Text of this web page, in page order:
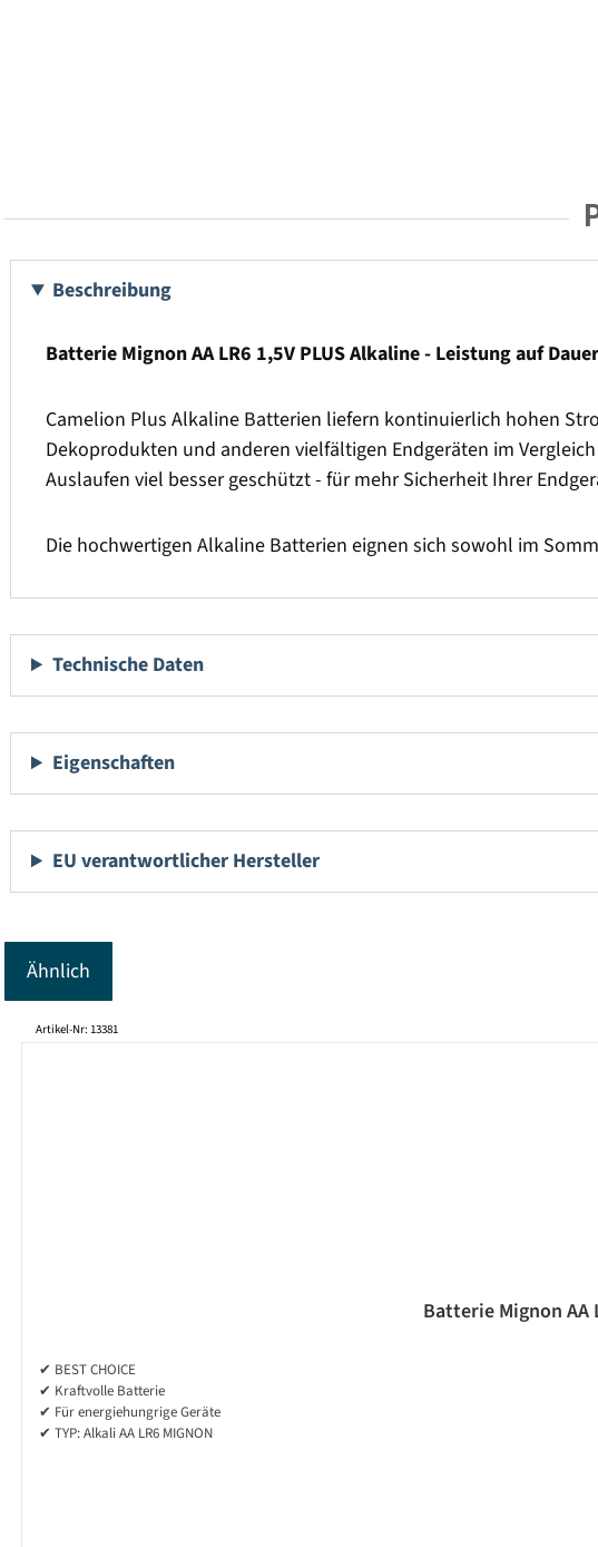
Beschreibung
Batterie Mignon AA LR6 1,5V PLUS Alkaline - Leistung auf
Camelion Plus Alkaline Batterien liefern kontinuierlich hohen
Dekoprodukten und anderen vielfältigen Endgeräten im
Auslaufen viel besser geschützt - für mehr Sicherheit Ihrer
Die hochwertigen Alkaline Batterien eignen sich sowohl im
Technische Daten
Eigenschaften
EU verantwortlicher Hersteller
Ähnlich
Produktgalerie überspringen
Artikel-Nr: 13381
Batterie Mignon AA
✔ BEST CHOICE
✔ Kraftvolle Batterie
✔ Für energiehungrige Geräte
✔ TYP: Alkali AA LR6 MIGNON